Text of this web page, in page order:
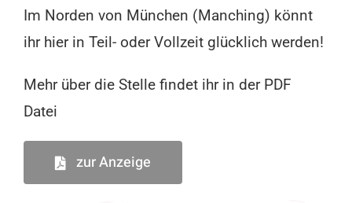
Im Norden von München (Manching) könnt
ihr hier in Teil- oder Vollzeit glücklich werden!
Mehr über die Stelle findet ihr in der PDF
Datei
zur Anzeige